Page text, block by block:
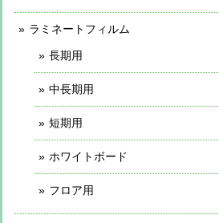
ラミネートフィルム
長期用
中長期用
短期用
ホワイトボード
フロア用